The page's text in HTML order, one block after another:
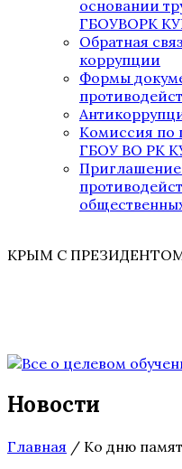
основании
ГБОУВОРК
Обратная
коррупции
Формы
Комиссия по
ГБОУ ВО РК
КРЫМ С
Новости
Главная / Ко дню